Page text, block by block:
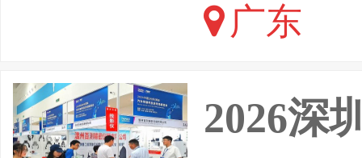
边缘侧
连接至
服务
广东
2026深